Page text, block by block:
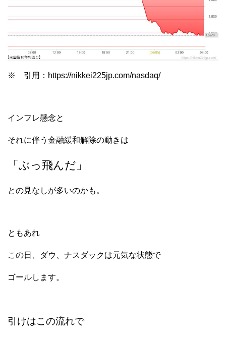
※ 引用：https://nikkei225jp.com/nasdaq/
インフレ懸念と
それに伴う金融緩和解除の動きは
「ぶっ飛んだ」
との見なしが多いのかも。
ともあれ
この日、ダウ、ナスダックは元気な状態で
ゴールします。
引けはこの流れで